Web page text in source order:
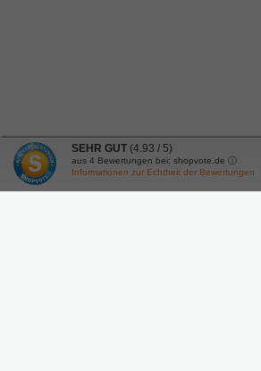
SEHR GUT (4.93 / 5)
aus 4 Bewertungen bei: shopvote.de ⓘ
Informationen zur Echtheit der Bewertungen